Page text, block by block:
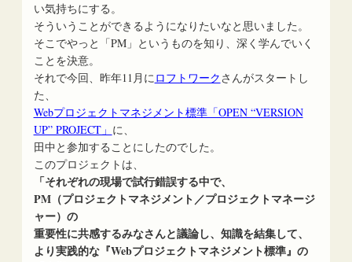
い気持ちにする。
そういうことができるようになりたいなと思いました。
そこでやっと「PM」というものを知り、深く学んでいく
ことを決意。
それで今回、昨年11月にロフトワークさんがスタートし
た、
Webプロジェクトマネジメント標準「OPEN “VERSION
UP” PROJECT」 に、
田中と参加することにしたのでした。
このプロジェクトは、
「それぞれの現場で試行錯誤する中で、
PM（プロジェクトマネジメント／プロジェクトマネージ
ャー）の
重要性に共感するみなさんと議論し、知識を結集して、
より実践的な『Webプロジェクトマネジメント標準』の